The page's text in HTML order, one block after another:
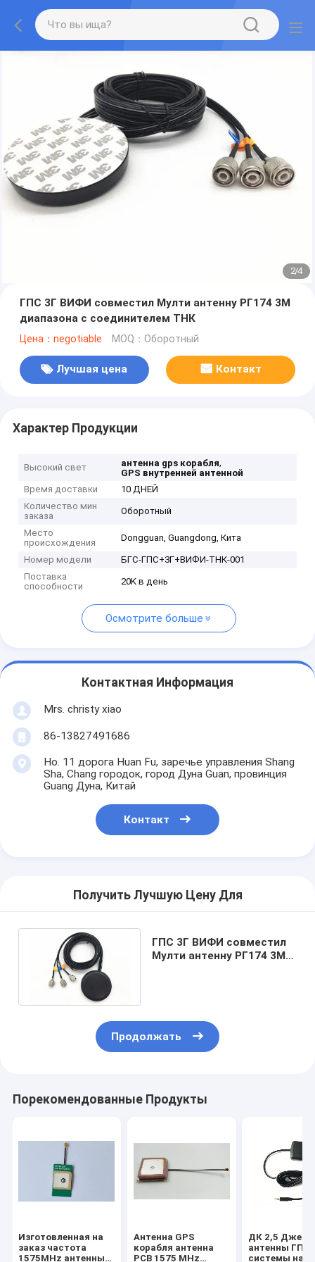
3/4
ГПС 3Г ВИФИ совместил Мулти антенну РГ174 3М
диапазона с соединителем ТНК
Цена：negotiable MOQ：Оборотный
Лучшая цена Контакт
Характер Продукции
Высокий свет антенна gps корабля,
GPS внутренней антенной
Время доставки
10 ДНЕЙ
Количество мин
заказа
Оборотный
Место
происхождения
Dongguan, Guangdong, Кита
Номер модели
БГС-ГПС+3Г+ВИФИ-ТНК-001
Поставка
способности
20K в день
Осмотрите больше
Контактная Информация
Mrs. christy xiao
86-13827491686
Но. 11 дорога Huan Fu, заречье управления Shang
Sha, Chang городок, город Дуна Guan, провинция
Guang Дуна, Китай
Контакт
Получить Лучшую Цену Для
ГПС 3Г ВИФИ совместил
Мулти антенну РГ174 3М
Продолжать
Порекомендованные Продукты
Изготовленная на
заказ частота
1575MHz антенны
Антенна GPS
корабля антенна
PCB 1575 MHz
ДК 2,5 Джек
антенны ГПС
системы